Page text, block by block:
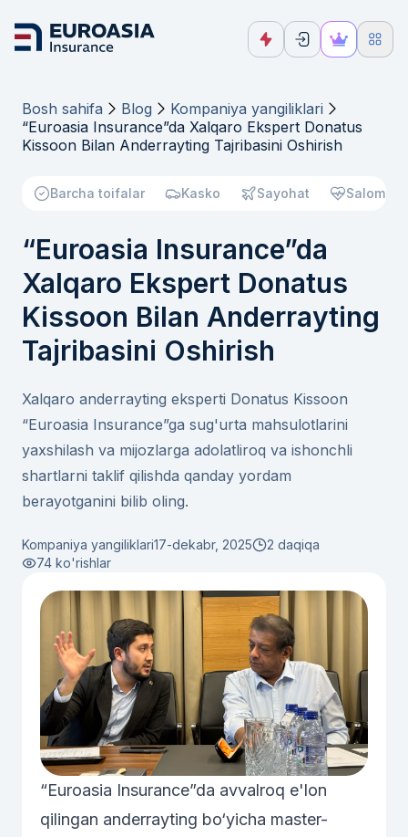
Bosh sahifa Blog
Kompaniya yangiliklari
“Euroasia Insurance”da Xalqaro Ekspert Donatus
Kissoon Bilan Anderrayting Tajribasini Oshirish
Barcha toifalar Kasko Sayohat
“Euroasia Insurance”da
Xalqaro Ekspert Donatus
Kissoon Bilan Anderrayting
Tajribasini Oshirish
Xalqaro anderrayting eksperti Donatus Kissoon
“Euroasia Insurance”ga sug'urta mahsulotlarini
yaxshilash va mijozlarga adolatliroq va ishonchli
shartlarni taklif qilishda qanday yordam
berayotganini bilib oling.
Kompaniya yangiliklari17-dekabr, 2025
2 daqiqa
74 ko'rishlar
“Euroasia Insurance”da avvalroq e'lon
qilingan anderrayting bo‘yicha master-